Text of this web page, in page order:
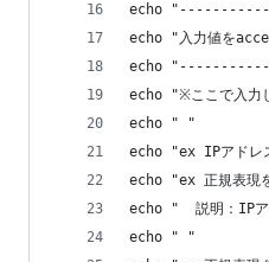
echo
echo "入力値を
echo
echo "※ここで入力
echo " "
echo "ex IPアドレ
echo "ex 正規表
echo "  説明：IPア
echo " "